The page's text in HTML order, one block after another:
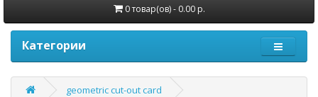
0 товар(ов) - 0.00 р.
Категории
geometric cut-out card